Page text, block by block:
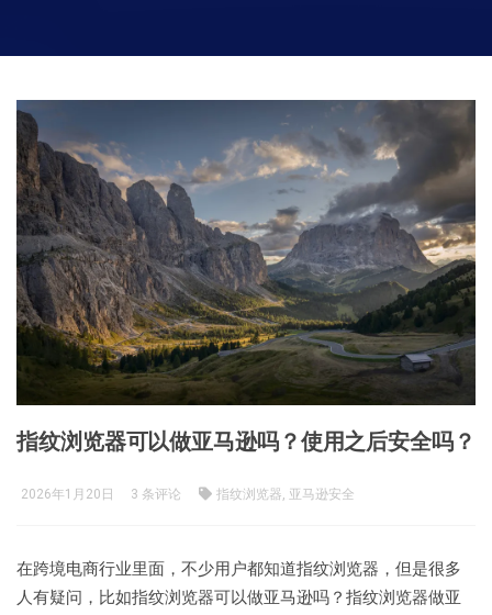
指纹浏览器可以做亚马逊吗？使用之后安全吗？
2026年1月20日 3 条评论 指纹浏览器, 亚马逊安全
在跨境电商行业里面，不少用户都知道指纹浏览器，但是很多
人有疑问，比如指纹浏览器可以做亚马逊吗？指纹浏览器做亚